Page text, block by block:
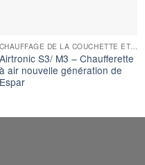
CHAUFFAGE DE LA COUCHETTE ET DU CHARGEMENT
Airtronic S3/ M3 – Chaufferette
à air nouvelle génération de
Espar